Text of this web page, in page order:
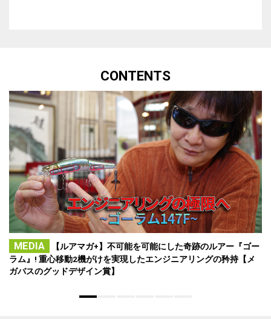
CONTENTS
MEDIA
【ルアマガ+】不可能を可能にした奇跡のルアー『ゴー
ラム』! 重心移動2機がけを実現したエンジニアリングの矜持【メ
ガバスのグッドデザイン賞】